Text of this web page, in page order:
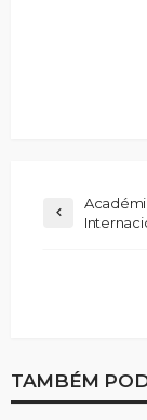
TAMBÉM